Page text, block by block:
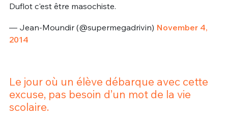
Duflot c'est être masochiste.
— Jean-Moundir (@supermegadrivin) November 4,
2014
Le jour où un élève débarque avec cette
excuse, pas besoin d’un mot de la vie
scolaire.